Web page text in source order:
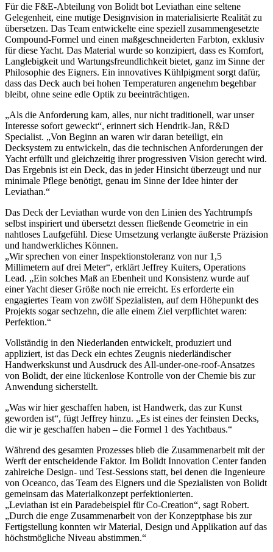
Für die F&E-Abteilung von Bolidt bot Leviathan eine seltene
Gelegenheit, eine mutige Designvision in materialisierte Realität zu
übersetzen. Das Team entwickelte eine speziell zusammengesetzte
Compound-Formel und einen maßgeschneiderten Farbton, exklusiv
für diese Yacht. Das Material wurde so konzipiert, dass es Komfort,
Langlebigkeit und Wartungsfreundlichkeit bietet, ganz im Sinne der
Philosophie des Eigners. Ein innovatives Kühlpigment sorgt dafür,
dass das Deck auch bei hohen Temperaturen angenehm begehbar
bleibt, ohne seine edle Optik zu beeinträchtigen.
„Als die Anforderung kam, alles, nur nicht traditionell, war unser
Interesse sofort geweckt“, erinnert sich Hendrik-Jan, R&D
Specialist. „Von Beginn an waren wir daran beteiligt, ein
Decksystem zu entwickeln, das die technischen Anforderungen der
Yacht erfüllt und gleichzeitig ihrer progressiven Vision gerecht wird.
Das Ergebnis ist ein Deck, das in jeder Hinsicht überzeugt und nur
minimale Pflege benötigt, genau im Sinne der Idee hinter der
Leviathan.“
Das Deck der Leviathan wurde von den Linien des Yachtrumpfs
selbst inspiriert und übersetzt dessen fließende Geometrie in ein
nahtloses Laufgefühl. Diese Umsetzung verlangte äußerste Präzision
und handwerkliches Können.
„Wir sprechen von einer Inspektionstoleranz von nur 1,5
Millimetern auf drei Meter“, erklärt Jeffrey Kuiters, Operations
Lead. „Ein solches Maß an Ebenheit und Konsistenz wurde auf
einer Yacht dieser Größe noch nie erreicht. Es erforderte ein
engagiertes Team von zwölf Spezialisten, auf dem Höhepunkt des
Projekts sogar sechzehn, die alle einem Ziel verpflichtet waren:
Perfektion.“
Vollständig in den Niederlanden entwickelt, produziert und
appliziert, ist das Deck ein echtes Zeugnis niederländischer
Handwerkskunst und Ausdruck des All-under-one-roof-Ansatzes
von Bolidt, der eine lückenlose Kontrolle von der Chemie bis zur
Anwendung sicherstellt.
„Was wir hier geschaffen haben, ist Handwerk, das zur Kunst
geworden ist“, fügt Jeffrey hinzu. „Es ist eines der feinsten Decks,
die wir je geschaffen haben – die Formel 1 des Yachtbaus.“
Während des gesamten Prozesses blieb die Zusammenarbeit mit der
Werft der entscheidende Faktor. Im Bolidt Innovation Center fanden
zahlreiche Design- und Test-Sessions statt, bei denen die Ingenieure
von Oceanco, das Team des Eigners und die Spezialisten von Bolidt
gemeinsam das Materialkonzept perfektionierten.
„Leviathan ist ein Paradebeispiel für Co-Creation“, sagt Robert.
„Durch die enge Zusammenarbeit von der Konzeptphase bis zur
Fertigstellung konnten wir Material, Design und Applikation auf das
höchstmögliche Niveau abstimmen.“